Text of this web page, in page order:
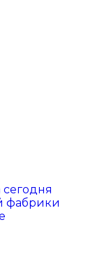
фабрики